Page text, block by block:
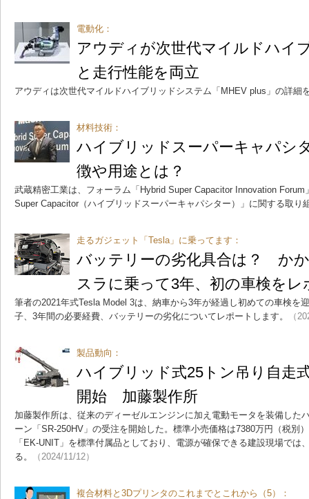
電動化：
アウディが次世代マイルドハイ
と走行性能を両立
アウディは次世代マイルドハイブリッドシステム「MHEV plus」の詳細
材料技術：
ハイブリッドスーパーキャパシ
徴や用途とは？
武蔵精密工業は、フォーラム「Hybrid Super Capacitor Innovation
Super Capacitor（ハイブリッドスーパーキャパシター）」に関する取り
走るガジェット「Tesla」に乗ってます：
バッテリーの劣化具合は？ か
スラに乗って3年、初の車検をレ
筆者の2021年式Tesla Model 3は、納車から3年が経過し初めての車検を
子、3年間の必要経費、バッテリーの劣化についてレポートします。
（
製品動向：
ハイブリッド式25トン吊り自走
開始 加藤製作所
加藤製作所は、従来のディーゼルエンジンに加え電動モータを装備した
ーン「SR-250HV」の受注を開始した。標準小売価格は7380万円（税別
「EK-UNIT」を標準付属品としており、電源が確保できる建設現場では
る。
（2024/11/12）
複合材料と3Dプリンタのこれまでとこれから（5）：